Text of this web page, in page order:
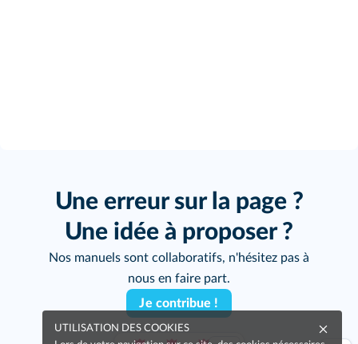
Une erreur sur la page ?
Une idée à proposer ?
Nos manuels sont collaboratifs, n'hésitez pas à
nous en faire part.
Je contribue !
UTILISATION DES COOKIES